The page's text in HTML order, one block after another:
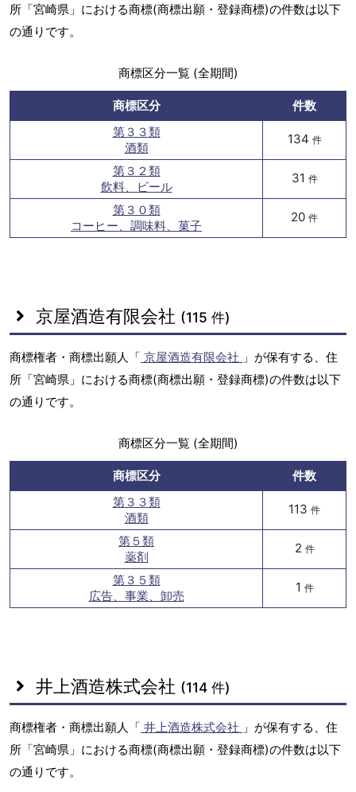
所「宮崎県」における商標(商標出願・登録商標)の件数は以下
の通りです。
商標区分一覧 (全期間)
商標区分
件数
第３３類
酒類
134 件
第３２類
飲料、ビール
31 件
第３０類
コーヒー、調味料、菓子
20 件
京屋酒造有限会社 (115 件)
商標権者・商標出願人「 京屋酒造有限会社 」が保有する、住
所「宮崎県」における商標(商標出願・登録商標)の件数は以下
の通りです。
商標区分一覧 (全期間)
商標区分
件数
第３３類
酒類
113 件
第５類
薬剤
2 件
第３５類
広告、事業、卸売
1 件
井上酒造株式会社 (114 件)
商標権者・商標出願人「 井上酒造株式会社 」が保有する、住
所「宮崎県」における商標(商標出願・登録商標)の件数は以下
の通りです。